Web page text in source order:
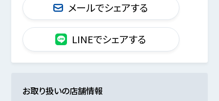
メールでシェアする
LINEでシェアする
お取り扱いの店舗情報